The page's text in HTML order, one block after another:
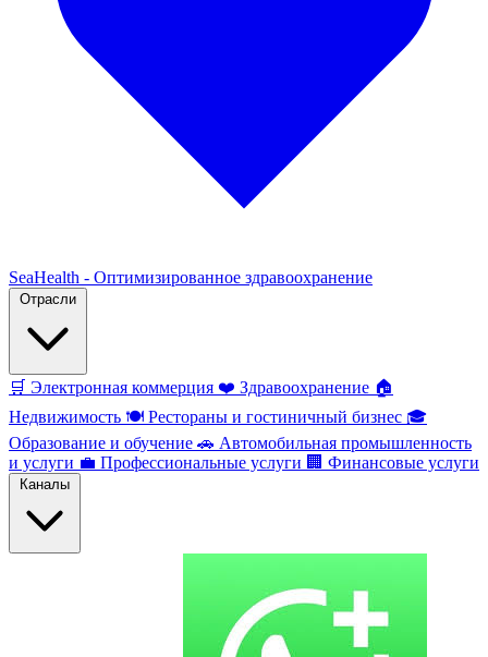
SeaHealth - Оптимизированное здравоохранение
🛒 Электронная коммерция ❤️ Здравоохранение 🏠
Недвижимость 🍽️ Рестораны и гостиничный бизнес 🎓
Образование и обучение 🚗 Автомобильная промышленность
и услуги 💼 Профессиональные услуги 🏢 Финансовые услуги